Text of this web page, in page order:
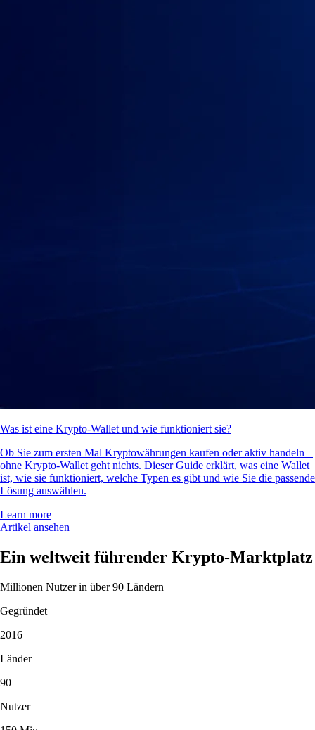
Was ist eine Krypto-Wallet und wie funktioniert sie?
Ob Sie zum ersten Mal Kryptowährungen kaufen oder aktiv handeln –
ohne Krypto-Wallet geht nichts. Dieser Guide erklärt, was eine Wallet
ist, wie sie funktioniert, welche Typen es gibt und wie Sie die passende
Lösung auswählen.
Learn more
Artikel ansehen
Ein weltweit führender Krypto-Marktplatz
Millionen Nutzer in über 90 Ländern
Gegründet
2016
Länder
90
Nutzer